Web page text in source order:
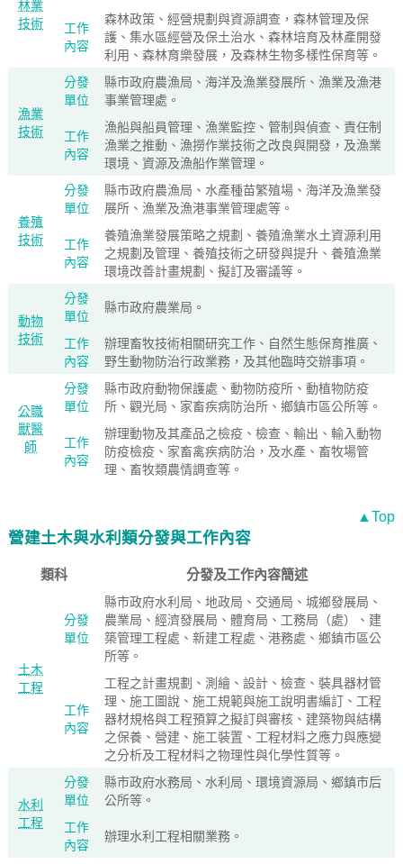
林業
技術
工作
內容
森林政策、經營規劃與資源調查，森林管理及保
護、集水區經營及保土治水、森林培育及林產開發
利用、森林育樂發展，及森林生物多樣性保育等。
漁業
技術
分發
單位
縣市政府農漁局、海洋及漁業發展所、漁業及漁港
事業管理處。
工作
內容
漁船與船員管理、漁業監控、管制與偵查、責任制
漁業之推動、漁撈作業技術之改良與開發，及漁業
環境、資源及漁船作業管理。
養殖
技術
分發
單位
縣市政府農漁局、水產種苗繁殖場、海洋及漁業發
展所、漁業及漁港事業管理處等。
工作
內容
養殖漁業發展策略之規劃、養殖漁業水土資源利用
之規劃及管理、養殖技術之研發與提升、養殖漁業
環境改善計畫規劃、擬訂及審議等。
動物
技術
分發
單位
縣市政府農業局。
工作
內容
辦理畜牧技術相關研究工作、自然生態保育推廣、
野生動物防治行政業務，及其他臨時交辦事項。
公職
獸醫
師
分發
單位
縣市政府動物保護處、動物防疫所、動植物防疫
所、觀光局、家畜疾病防治所、鄉鎮市區公所等。
工作
內容
辦理動物及其產品之檢疫、檢查、輸出、輸入動物
防疫檢疫、家畜禽疾病防治，及水產、畜牧場管
理、畜牧類農情調查等。
▲Top
營建土木與水利類分發與工作內容
類科 分發及工作內容簡述
土木
工程
分發
單位
縣市政府水利局、地政局、交通局、城鄉發展局、
農業局、經濟發展局、體育局、工務局（處）、建
築管理工程處、新建工程處、港務處、鄉鎮市區公
所等。
工作
內容
工程之計畫規劃、測繪、設計、檢查、裝具器材管
理、施工圖說、施工規範與施工說明書編訂、工程
器材規格與工程預算之擬訂與審核、建築物與結構
之保養、營建、施工裝置、工程材料之應力與應變
之分析及工程材料之物理性與化學性質等。
水利
工程
分發
單位
縣市政府水務局、水利局、環境資源局、鄉鎮市后
公所等。
工作
內容
辦理水利工程相關業務。